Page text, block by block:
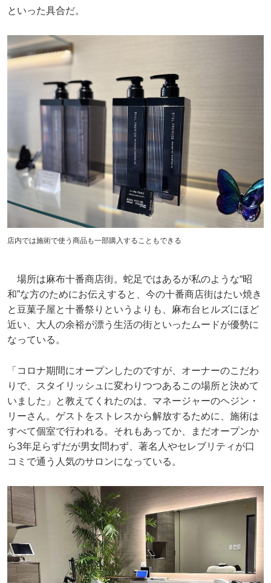
といった具合だ。
店内では施術で使う商品も一部購入することもできる
場所は麻布十番商店街。蛇足ではあるが私のような“昭
和”な方のためにお伝えすると、今の十番商店街はたい焼き
と豆菓子屋と十番祭りというよりも、麻布台ヒルズにほど
近い、大人の余裕が漂う生活の街といったムードが優勢に
なっている。
「コロナ期間にオープンしたのですが、オーナーのこだわ
りで、スタイリッシュに変わりつつあるこの場所と決めて
いました」と教えてくれたのは、マネージャーのヘジン・
リーさん。ゲストをストレスから解放するために、施術は
すべて個室で行われる。それもあってか、まだオープンか
ら3年足らずだが男女問わず、著名人やセレブリティが口
コミで通う人気のサロンになっている。